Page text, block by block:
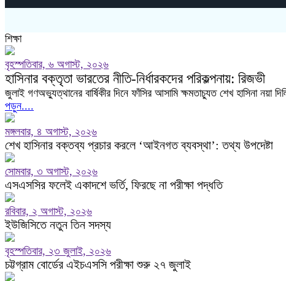
শিক্ষা
বৃহস্পতিবার, ৬ অগাস্ট, ২০২৬
হাসিনার বক্তৃতা ভারতের নীতি-নির্ধারকদের পরিকল্পনায়: রিজভী
জুলাই গণঅভ্যুত্থানের বার্ষিকীর দিনে ফাঁসির আসামি ক্ষমতাচ্যুত শেখ হাসিনা নয়া
পড়ুন....
মঙ্গলবার, ৪ অগাস্ট, ২০২৬
শেখ হাসিনার বক্তব্য প্রচার করলে ‘আইনগত ব্যবস্থা’: তথ্য উপদেষ্টা
সোমবার, ৩ অগাস্ট, ২০২৬
এসএসসির ফলেই একাদশে ভর্তি, ফিরছে না পরীক্ষা পদ্ধতি
রবিবার, ২ অগাস্ট, ২০২৬
ইউজিসিতে নতুন তিন সদস্য
বৃহস্পতিবার, ২৩ জুলাই, ২০২৬
চট্টগ্রাম বোর্ডের এইচএসসি পরীক্ষা শুরু ২৭ জুলাই